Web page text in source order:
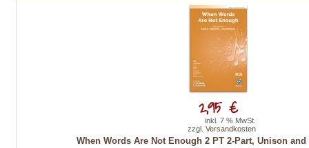
When Words Are Not Enough 2 PT 2-Part, Unison
2,95 €
inkl. 7 % MwSt.
zzgl. Versandkosten